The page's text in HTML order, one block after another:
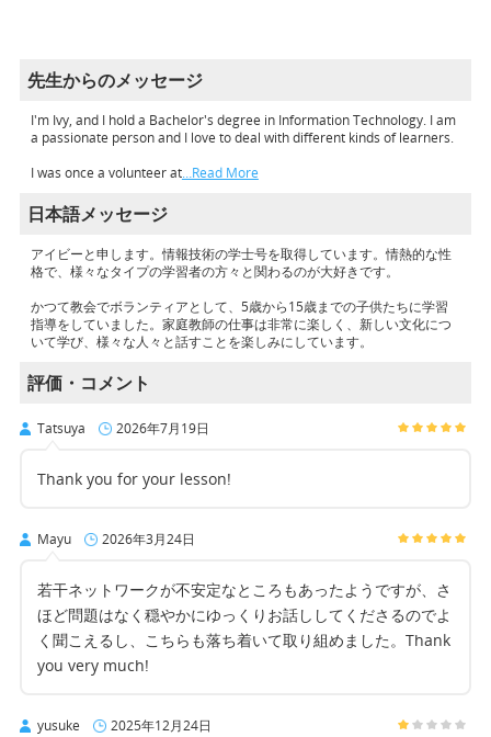
先生からのメッセージ
I'm Ivy, and I hold a Bachelor's degree in Information Technology. I am
a passionate person and I love to deal with different kinds of learners.
I was once a volunteer at…Read More
日本語メッセージ
アイビーと申します。情報技術の学士号を取得しています。情熱的な性
格で、様々なタイプの学習者の方々と関わるのが大好きです。
かつて教会でボランティアとして、5歳から15歳までの子供たちに学習
指導をしていました。家庭教師の仕事は非常に楽しく、新しい文化につ
いて学び、様々な人々と話すことを楽しみにしています。
評価・コメント
Tatsuya 2026年7月19日
Thank you for your lesson!
Mayu 2026年3月24日
若干ネットワークが不安定なところもあったようですが、さ
ほど問題はなく穏やかにゆっくりお話ししてくださるのでよ
く聞こえるし、こちらも落ち着いて取り組めました。Thank
you very much!
yusuke 2025年12月24日